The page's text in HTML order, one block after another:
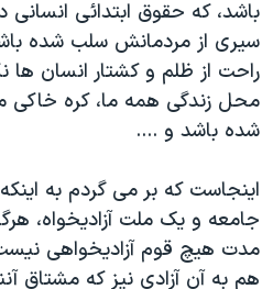
باشد، که حقوق ابتدائی
سيری از مردمانش سلب شده
راحت از ظلم و کشتار انسان
محل زندگی همه ما، کره خاکی
شده باشد و ....
اينجاست که بر می گردم به
جامعه و يک ملت آزاديخواه،
مدت هيچ قوم آزاديخواهی
هم به آن آزادی نيز که مشتاق